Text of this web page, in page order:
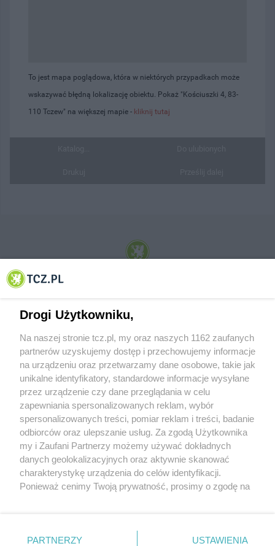
To jest mapa poglądowa, która w niektórych przypadkach może
wskazywać błędną lokalizację obiektu. Pokaż "Kościuszki 4, 83-
110 Tczew" na większej mapie - kliknij tutaj
© 2001-2026 Tczew - TCZ.PL Sp. z o.o. Internetowy Serwis Informacyjny Miasta
O FIRMIE POLITYKA PRYWATNOŚCI HOSTING
REKLAMA WSPÓŁPRACA RSS FACEBOOK KONTAKT
Nasze serwisy
Aktualności
Tcz24
Historia miasta
Muzyka i kultura
Archiwum wydarzeń
Zdjęcia miasta
Drogi Użytkowniku,
Na naszej stronie tcz.pl, my oraz naszych 1162 zaufanych
partnerów uzyskujemy dostęp i przechowujemy informacje
na urządzeniu oraz przetwarzamy dane osobowe, takie jak
unikalne identyfikatory, standardowe informacje wysyłane
przez urządzenie czy dane przeglądania w celu
zapewniania spersonalizowanych reklam, wybór
spersonalizowanych treści, pomiar reklam i treści, badanie
odbiorców oraz ulepszanie usług. Za zgodą Użytkownika
my i Zaufani Partnerzy możemy używać dokładnych
danych geolokalizacyjnych oraz aktywnie skanować
charakterystykę urządzenia do celów identyfikacji.
Ponieważ cenimy Twoją prywatność, prosimy o zgodę na
znajdujący się w lewym dolnym rogu strony
. Niektóre
PARTNERZY USTAWIENIA